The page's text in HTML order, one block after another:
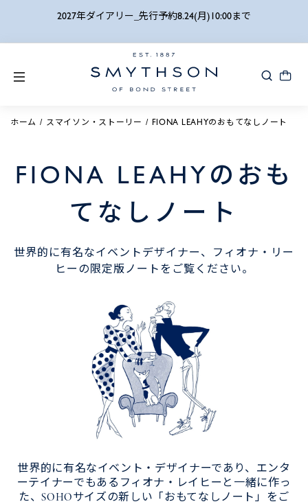
2027年ダイアリー_先行予約8.24(月)10:00まで
ホーム スマイソン・ストーリー FIONA LEAHYのおもてなしノート
FIONA LEAHYのおも
てなしノート
世界的に有名なイベントデザイナー、フィオナ・リー
ヒーの限定版ノートをご覧ください。
世界的に有名なイベント・デザイナーであり、エンタ
ーテイナーでもあるフィオナ・レイヒーと一緒に作っ
た、SOHOサイズの新しい「おもてなしノート」をご